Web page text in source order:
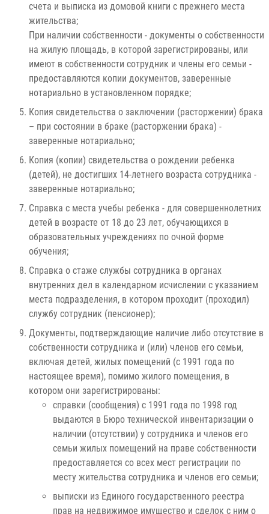
счета и выписка из домовой книги с прежнего места
жительства;
При наличии собственности - документы о собственности
на жилую площадь, в которой зарегистрированы, или
имеют в собственности сотрудник и члены его семьи -
предоставляются копии документов, заверенные
нотариально в установленном порядке;
Копия свидетельства о заключении (расторжении) брака
– при состоянии в браке (расторжении брака) -
заверенные нотариально;
Копия (копии) свидетельства о рождении ребенка
(детей), не достигших 14-летнего возраста сотрудника -
заверенные нотариально;
Справка с места учебы ребенка - для совершеннолетних
детей в возрасте от 18 до 23 лет, обучающихся в
образовательных учреждениях по очной форме
обучения;
Справка о стаже службы сотрудника в органах
внутренних дел в календарном исчислении с указанием
места подразделения, в котором проходит (проходил)
службу сотрудник (пенсионер);
Документы, подтверждающие наличие либо отсутствие в
собственности сотрудника и (или) членов его семьи,
включая детей, жилых помещений (с 1991 года по
настоящее время), помимо жилого помещения, в
котором они зарегистрированы:
справки (сообщения) с 1991 года по 1998 год
выдаются в Бюро технической инвентаризации о
наличии (отсутствии) у сотрудника и членов его
семьи жилых помещений на праве собственности
предоставляется со всех мест регистрации по
месту жительства сотрудника и членов его семьи;
выписки из Единого государственного реестра
прав на недвижимое имущество и сделок с ним о